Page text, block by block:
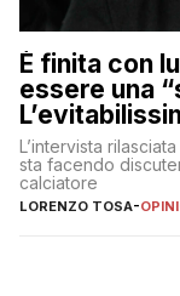
È finita con
essere una
L’intervista
sta facendo
calciatore
LORENZO TOSA-